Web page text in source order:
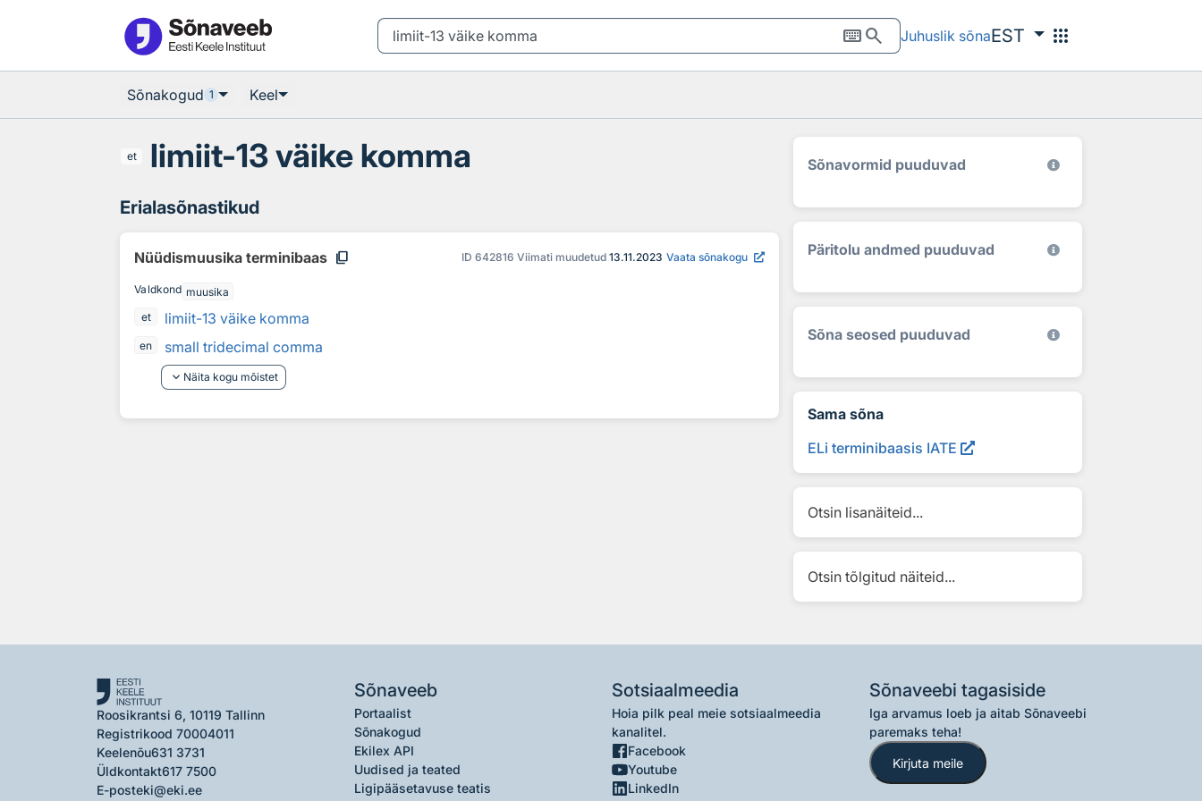
keyboardsearch Juhuslik sõnaEST apps
Sõnakogud 1 Keel
et limiit-13 väike komma
Erialasõnastikud
Nüüdismuusika terminibaas content_copy ID 642816 Viimati muudetud 13.11.2023 Vaata sõnakogu
Valdkond muusika
et
limiit-13 väike komma
en
small tridecimal comma
keyboard_arrow_down Näita kogu mõistet
Sõnavormid puuduvad
Päritolu andmed puuduvad
Sõna seosed puuduvad
Sama sõna
ELi terminibaasis IATE
Otsin lisanäiteid...
Otsin tõlgitud näiteid...
Roosikrantsi 6, 10119 Tallinn
Registrikood 70004011
Keelenõu631 3731
Üldkontakt617 7500
E-posteki@eki.ee
Sõnaveeb
Portaalist
Sõnakogud
Ekilex API
Uudised ja teated
Ligipääsetavuse teatis
Sotsiaalmeedia
Hoia pilk peal meie sotsiaalmeedia
kanalitel.
Facebook
Youtube
LinkedIn
Sõnaveebi tagasiside
Iga arvamus loeb ja aitab Sõnaveebi
paremaks teha!
Kirjuta meile